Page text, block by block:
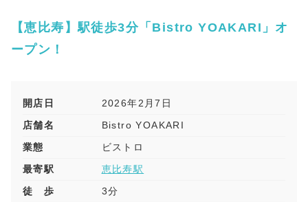
【恵比寿】駅徒歩3分「Bistro YOAKARI」オ
ープン！
開店日
2026年2月7日
店舗名
Bistro YOAKARI
業態
ビストロ
最寄駅
恵比寿駅
徒 歩
3分